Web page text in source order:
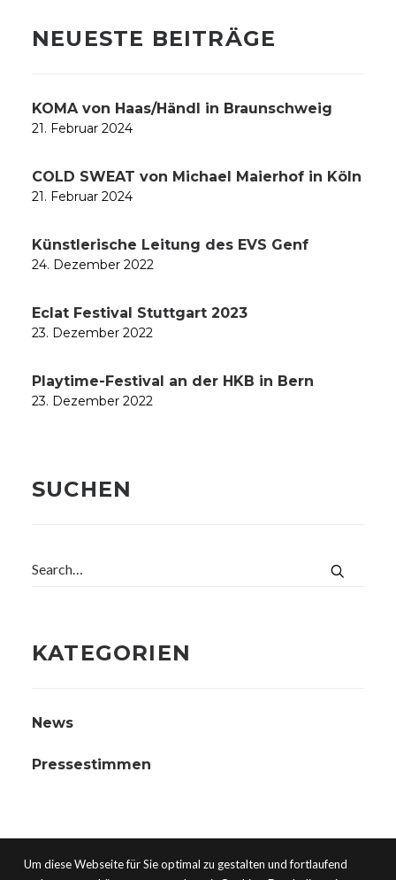
NEUESTE BEITRÄGE
KOMA von Haas/Händl in Braunschweig
21. Februar 2024
COLD SWEAT von Michael Maierhof in Köln
21. Februar 2024
Künstlerische Leitung des EVS Genf
24. Dezember 2022
Eclat Festival Stuttgart 2023
23. Dezember 2022
Playtime-Festival an der HKB in Bern
23. Dezember 2022
SUCHEN
KATEGORIEN
News
Pressestimmen
Um diese Webseite für Sie optimal zu gestalten und fortlaufend